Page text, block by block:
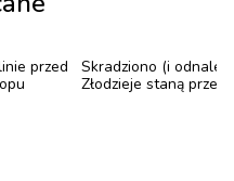
przed
Skradziono (i
Złodzieje staną